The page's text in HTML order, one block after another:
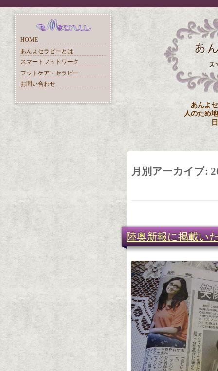
HOME
あんよセラピーとは
スマートフットワーク
フットケア・セラピー
お問い合わせ
あんよ
人のため
月別アーカイブ:
陸奥新報に掲載い